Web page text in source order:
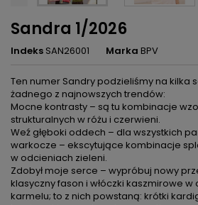
Sandra 1/2026
Indeks SAN26001 Marka BPV
Ten numer Sandry podzieliśmy na kilka
żadnego z najnowszych trendów:
Mocne kontrasty – są tu kombinacje
strukturalnych w różu i czerwieni.
Weź głęboki oddech – dla wszystkich
warkocze – ekscytujące kombinacje
w odcieniach zieleni.
Zdobył moje serce – wypróbuj nowy
klasyczny fason i włóczki kaszmirowe
karmelu; to z nich powstaną: krótki